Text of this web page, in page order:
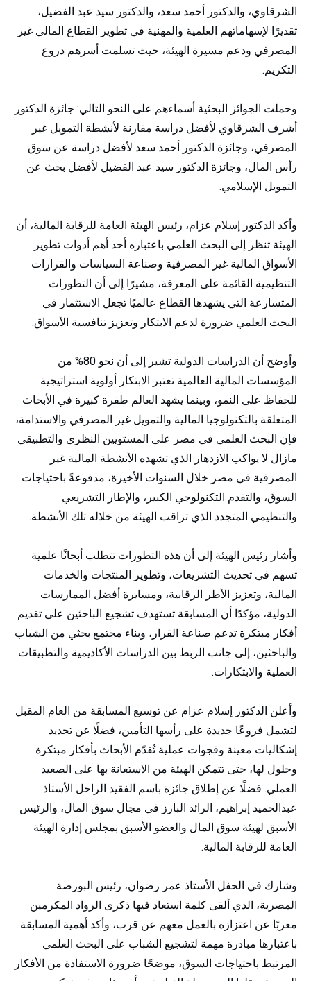
الشرقاوي، والدكتور أحمد سعد، والدكتور سيد عبد الفضيل،
تقديرًا لإسهاماتهم العلمية والمهنية في تطوير القطاع المالي غير
المصرفي ودعم مسيرة الهيئة، حيث تسلمت أسرهم دروع
التكريم.
وحملت الجوائز البحثية أسماءهم على النحو التالي: جائزة الدكتور
أشرف الشرقاوي لأفضل دراسة مقارنة لأنشطة التمويل غير
المصرفي، وجائزة الدكتور أحمد سعد لأفضل دراسة عن سوق
رأس المال، وجائزة الدكتور سيد عبد الفضيل لأفضل بحث عن
التمويل الإسلامي.
وأكد الدكتور إسلام عزام، رئيس الهيئة العامة للرقابة المالية، أن
الهيئة تنظر إلى البحث العلمي باعتباره أحد أهم أدوات تطوير
الأسواق المالية غير المصرفية وصناعة السياسات والقرارات
التنظيمية القائمة على المعرفة، مشيرًا إلى أن التطورات
المتسارعة التي يشهدها القطاع عالميًا تجعل الاستثمار في
البحث العلمي ضرورة لدعم الابتكار وتعزيز تنافسية الأسواق.
وأوضح أن الدراسات الدولية تشير إلى أن نحو 80% من
المؤسسات المالية العالمية تعتبر الابتكار أولوية استراتيجية
للحفاظ على النمو، وبينما يشهد العالم طفرة كبيرة في الأبحاث
المتعلقة بالتكنولوجيا المالية والتمويل غير المصرفي والاستدامة،
فإن البحث العلمي في مصر على المستويين النظري والتطبيقي
مازال لا يواكب الازدهار الذي تشهده الأنشطة المالية غير
المصرفية في مصر خلال السنوات الأخيرة، مدفوعةً باحتياجات
السوق، والتقدم التكنولوجي الكبير، والإطار التشريعي
والتنظيمي المتجدد الذي تراقب الهيئة من خلاله تلك الأنشطة.
وأشار رئيس الهيئة إلى أن هذه التطورات تتطلب أبحاثًا علمية
تسهم في تحديث التشريعات، وتطوير المنتجات والخدمات
المالية، وتعزيز الأطر الرقابية، ومسايرة أفضل الممارسات
الدولية، مؤكدًا أن المسابقة تستهدف تشجيع الباحثين على تقديم
أفكار مبتكرة تدعم صناعة القرار، وبناء مجتمع بحثي من الشباب
والباحثين، إلى جانب الربط بين الدراسات الأكاديمية والتطبيقات
العملية والابتكارات.
وأعلن الدكتور إسلام عزام عن توسيع المسابقة من العام المقبل
لتشمل فروعًا جديدة على رأسها التأمين، فضلًا عن تحديد
إشكاليات معينة وفجوات عملية تُقدّم الأبحاث بأفكار مبتكرة
وحلول لها، حتى تتمكن الهيئة من الاستعانة بها على الصعيد
العملي. فضلًا عن إطلاق جائزة باسم الفقيد الراحل الأستاذ
عبدالحميد إبراهيم، الرائد البارز في مجال سوق المال، والرئيس
الأسبق لهيئة سوق المال والعضو الأسبق بمجلس إدارة الهيئة
العامة للرقابة المالية.
وشارك في الحفل الأستاذ عمر رضوان، رئيس البورصة
المصرية، الذي ألقى كلمة استعاد فيها ذكرى الرواد المكرمين
معربًا عن اعتزازه بالعمل معهم عن قرب، وأكد أهمية المسابقة
باعتبارها مبادرة مهمة لتشجيع الشباب على البحث العلمي
المرتبط باحتياجات السوق، موضحًا ضرورة الاستفادة من الأفكار